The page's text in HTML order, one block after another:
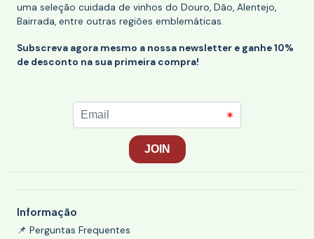
uma seleção cuidada de vinhos do Douro, Dão, Alentejo,
Bairrada, entre outras regiões emblemáticas.
Subscreva agora mesmo a nossa newsletter e ganhe 10%
de desconto na sua primeira compra!
Informação
📌 Perguntas Frequentes